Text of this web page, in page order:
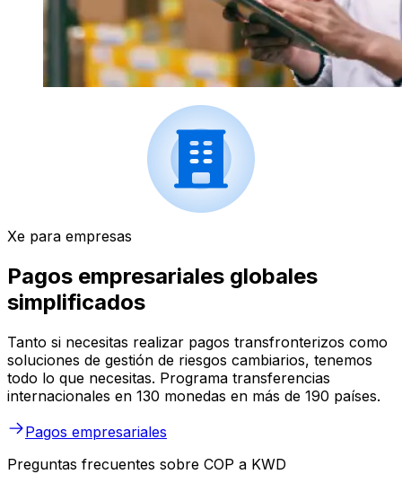
Xe para empresas
Pagos empresariales globales
simplificados
Tanto si necesitas realizar pagos transfronterizos como
soluciones de gestión de riesgos cambiarios, tenemos
todo lo que necesitas. Programa transferencias
internacionales en 130 monedas en más de 190 países.
Pagos empresariales
Preguntas frecuentes sobre COP a KWD